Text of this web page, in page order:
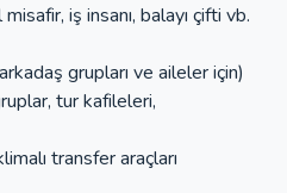
iş insanı, balayı çifti vb.
grupları ve aileler için)
tur kafileleri,
transfer araçları